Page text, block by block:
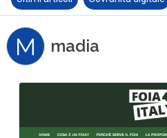
M madia